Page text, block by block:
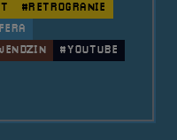
#RETROGRANIE
#YOUTUBE
Crew &#8211;